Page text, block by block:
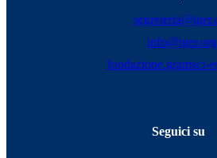
info@iger.org
fondazione.gramsci-
Seguici su